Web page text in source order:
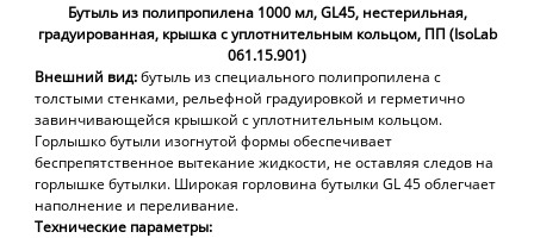
Бутыль из полипропилена 1000 мл, GL45, нестерильная,
градуированная, крышка с уплотнительным кольцом, ПП (IsoLab
061.15.901)
Внешний вид:бутыль из специального полипропилена с
толстыми стенками, рельефной градуировкой и герметично
завинчивающейся крышкой с уплотнительным кольцом.
Горлышко бутыли изогнутой формы обеспечивает
беспрепятственное вытекание жидкости, не оставляя следов на
горлышке бутылки. Широкая горловина бутылки GL 45 облегчает
наполнение и переливание.
Технические параметры: